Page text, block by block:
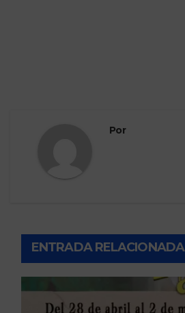
Por
ENTRADA RELACIONADA